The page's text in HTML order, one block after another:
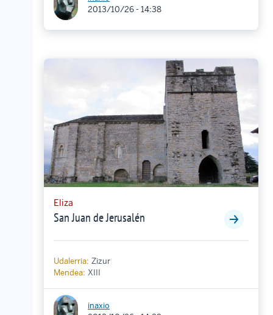
2013/10/26 - 14:38
Eliza
San Juan de Jerusalén
Udalerria: Zizur
Mendea: XIII
inaxio